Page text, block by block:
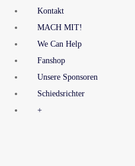
wenn sich Fussballer*innen
Spielbetrieb zum Kräftemessen
auch Respekt für die Leistung
Messen nicht möglich wäre und
Umgang miteinander. […]
Kontakt
MACH MIT!
We Can Help
Fanshop
Unsere Sponsoren
Schiedsrichter
+